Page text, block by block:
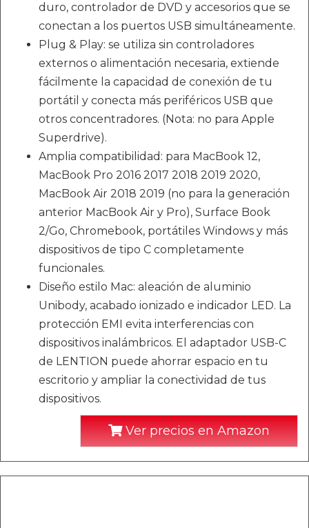
duro, controlador de DVD y accesorios que se
conectan a los puertos USB simultáneamente.
Plug & Play: se utiliza sin controladores
externos o alimentación necesaria, extiende
fácilmente la capacidad de conexión de tu
portátil y conecta más periféricos USB que
otros concentradores. (Nota: no para Apple
Superdrive).
Amplia compatibilidad: para MacBook 12,
MacBook Pro 2016 2017 2018 2019 2020,
MacBook Air 2018 2019 (no para la generación
anterior MacBook Air y Pro), Surface Book
2/Go, Chromebook, portátiles Windows y más
dispositivos de tipo C completamente
funcionales.
Diseño estilo Mac: aleación de aluminio
Unibody, acabado ionizado e indicador LED. La
protección EMI evita interferencias con
dispositivos inalámbricos. El adaptador USB-C
de LENTION puede ahorrar espacio en tu
escritorio y ampliar la conectividad de tus
dispositivos.
Ver precios en Amazon